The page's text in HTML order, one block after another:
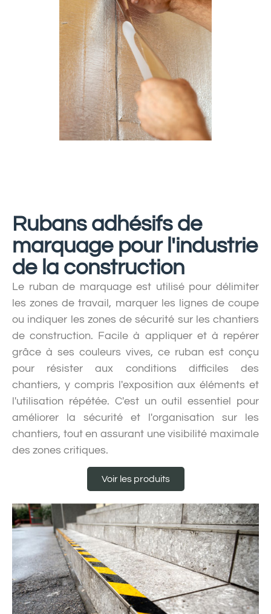
Rubans adhésifs de
marquage pour l'industrie
de la construction
Le ruban de marquage est utilisé pour délimiter
les zones de travail, marquer les lignes de coupe
ou indiquer les zones de sécurité sur les chantiers
de construction. Facile à appliquer et à repérer
grâce à ses couleurs vives, ce ruban est conçu
pour résister aux conditions difficiles des
chantiers, y compris l'exposition aux éléments et
l'utilisation répétée. C'est un outil essentiel pour
améliorer la sécurité et l'organisation sur les
chantiers, tout en assurant une visibilité maximale
des zones critiques.
Voir les produits